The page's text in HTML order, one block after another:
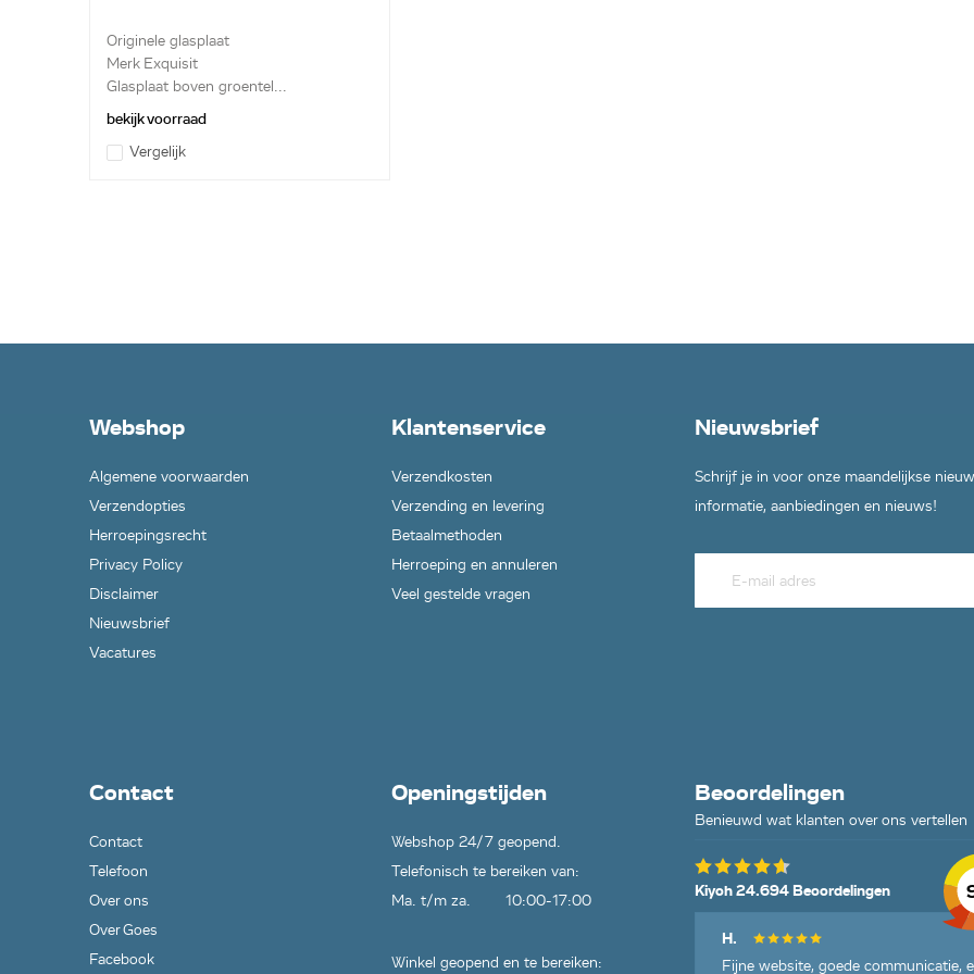
Originele glasplaat
Merk Exquisit
Glasplaat boven groentel...
bekijk voorraad
Vergelijk
Webshop
Algemene voorwaarden
Verzendopties
Herroepingsrecht
Privacy Policy
Disclaimer
Nieuwsbrief
Vacatures
Klantenservice
Verzendkosten
Verzending en levering
Betaalmethoden
Herroeping en annuleren
Veel gestelde vragen
Nieuwsbrief
Schrijf je in voor onze maandelijkse
informatie, aanbiedingen en nieuws!
Contact
Contact
Telefoon
Over ons
Over Goes
Facebook
Openingstijden
Webshop 24/7 geopend.
Telefonisch te bereiken van:
Ma. t/m za.
10:00-17:00
Winkel geopend en te bereiken:
Beoordelingen
Benieuwd wat klanten over ons vertellen
Kiyoh 24.694 Beoordelingen
H.
Fijne website, goede communicatie,